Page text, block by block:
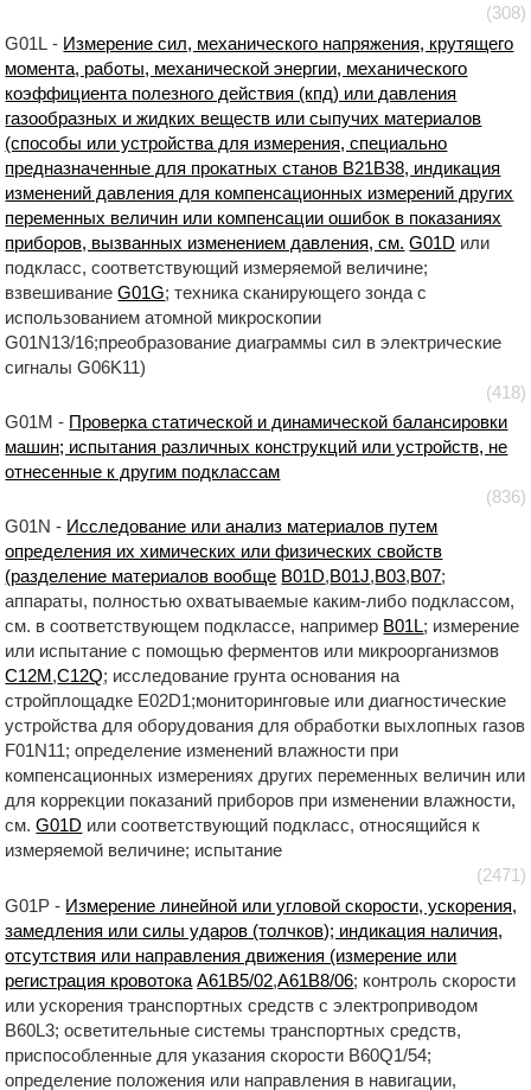
(308)
G01L - Измерение сил, механического напряжения, крутящего
момента, работы, механической энергии, механического
коэффициента полезного действия (кпд) или давления
газообразных и жидких веществ или сыпучих материалов
(способы или устройства для измерения, специально
предназначенные для прокатных станов B21B38, индикация
изменений давления для компенсационных измерений других
переменных величин или компенсации ошибок в показаниях
приборов, вызванных изменением давления, см. G01D или
подкласс, соответствующий измеряемой величине;
взвешиваниеG01G; техника сканирующего зонда с
использованием атомной микроскопии
G01N13/16;преобразование диаграммы сил в электрические
сигналы G06K11)
(418)
G01M - Проверка статической и динамической балансировки
машин; испытания различных конструкций или устройств, не
отнесенные к другим подклассам
(836)
G01N - Исследование или анализ материалов путем
определения их химических или физических свойств
(разделение материалов вообще B01D,B01J,B03,B07;
аппараты, полностью охватываемые каким-либо подклассом,
см. в соответствующем подклассе, например B01L; измерение
или испытание с помощью ферментов или микроорганизмов
C12M ,C12Q; исследование грунта основания на
стройплощадке E02D1;мониторинговые или диагностические
устройства для оборудования для обработки выхлопных газов
F01N11; определение изменений влажности при
компенсационных измерениях других переменных величин или
для коррекции показаний приборов при изменении влажности,
см.G01D или соответствующий подкласс, относящийся к
измеряемой величине; испытание
(2471)
G01P - Измерение линейной или угловой скорости, ускорения,
замедления или силы ударов (толчков); индикация наличия,
отсутствия или направления движения (измерение или
регистрация кровотока A61B5/02,A61B8/06; контроль скорости
или ускорения транспортных средств с электроприводом
B60L3; осветительные системы транспортных средств,
приспособленные для указания скорости B60Q1/54;
определение положения или направления в навигации,